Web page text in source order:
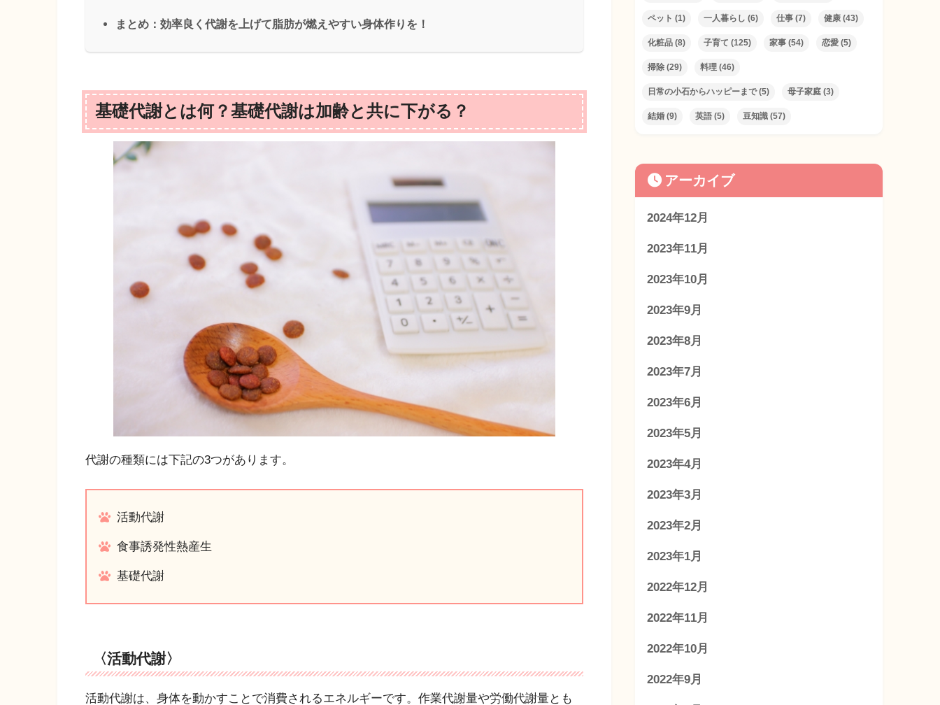
まとめ：効率良く代謝を上げて脂肪が燃えやすい身体作りを！
基礎代謝とは何？基礎代謝は加齢と共に下がる？
代謝の種類には下記の3つがあります。
活動代謝
食事誘発性熱産生
基礎代謝
〈活動代謝〉
活動代謝は、身体を動かすことで消費されるエネルギーです。作業代謝量や労働代謝量とも
ペット (1) 一人暮らし (6) 仕事 (7) 健康 (43)
化粧品 (8) 子育て (125) 家事 (54) 恋愛 (5)
掃除 (29) 料理 (46)
日常の小石からハッピーまで(5) 母子家庭 (3)
結婚 (9) 英語 (5) 豆知識 (57)
アーカイブ
2024年12月
2023年11月
2023年10月
2023年9月
2023年8月
2023年7月
2023年6月
2023年5月
2023年4月
2023年3月
2023年2月
2023年1月
2022年12月
2022年11月
2022年10月
2022年9月